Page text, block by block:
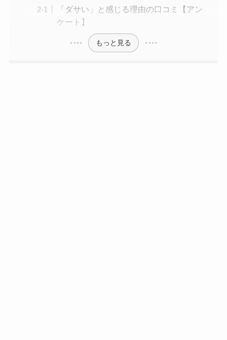
「ダサい」と感じる理由の口コミ【アン
ケート】
もっと見る